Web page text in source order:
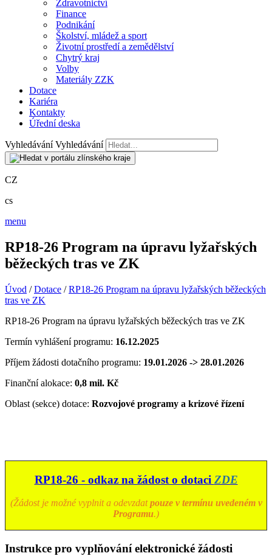
Zdravotnictví
Finance
Podnikání
Školství, mládež a sport
Životní prostředí a zemědělství
Chytrý kraj
Volby
Materiály ZZK
Dotace
Kariéra
Kontakty
Úřední deska
Vyhledávání Vyhledávání
CZ
cs
menu
RP18-26 Program na úpravu lyžařských
běžeckých tras ve ZK
Úvod /Dotace /RP18-26 Program na úpravu lyžařských běžeckých
tras ve ZK
RP18-26 Program na úpravu lyžařských běžeckých tras ve ZK
Termín vyhlášení programu: 16.12.2025
Příjem žádosti dotačního programu: 19.01.2026 -> 28.01.2026
Finanční alokace: 0,8 mil. Kč
Oblast (sekce) dotace: Rozvojové programy a krizové řízení
RP18-26 - odkaz na žádost o dotaci ZDE
(Žádost je možné vyplnit a odevzdatpouze v termínu uvedeném v
Programu.)
Instrukce pro vyplňování elektronické žádosti